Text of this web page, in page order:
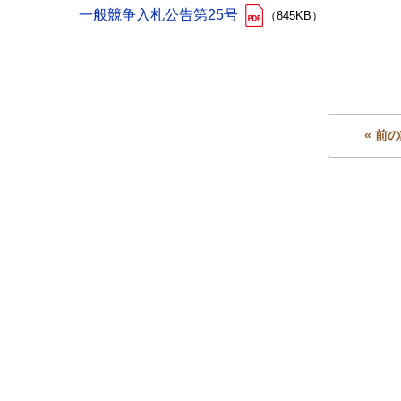
一般競争入札公告第25号
（845KB）
« 前